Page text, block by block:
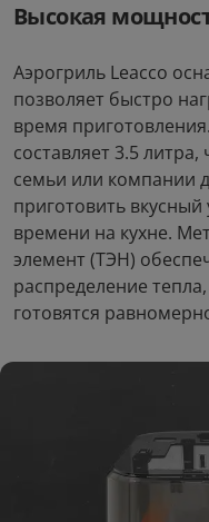
Высокая
Аэрогриль Leacco
позволяет быстро
время
составляет 3.5
семьи или компании
приготовить
времени на кухне.
элемент (ТЭН)
распределение
готовятся